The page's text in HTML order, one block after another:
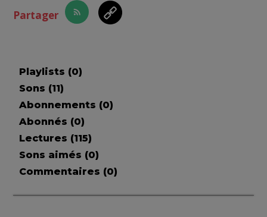
Partager
Playlists (0)
Sons (11)
Abonnements (0)
Abonnés (0)
Lectures (115)
Sons aimés (0)
Commentaires (0)